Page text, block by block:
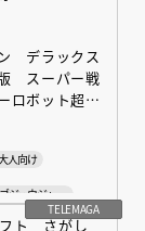
デラックス
スーパー戦
ロボット超百
人向け
ュウジャー
TELEMAGA